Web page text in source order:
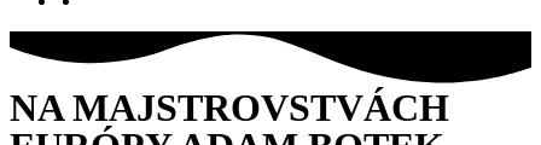
NA MAJSTROVSTVÁCH